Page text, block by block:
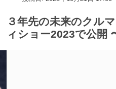
３年先の未来のクル
ィショー2023で公開